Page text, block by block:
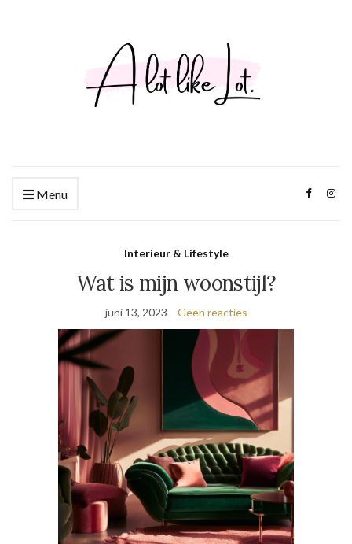
Menu
Interieur & Lifestyle
Wat is mijn woonstijl?
juni 13, 2023 Geen reacties